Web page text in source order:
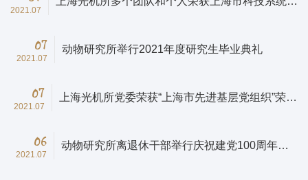
2021.07
07
2021.07
动物研究所举行2021年度研究生毕业典礼
07
2021.07
上海光机所党委荣获“上海市先进基层党组织”荣誉
06
2021.07
动物研究所离退休干部举行庆祝建党100周年活